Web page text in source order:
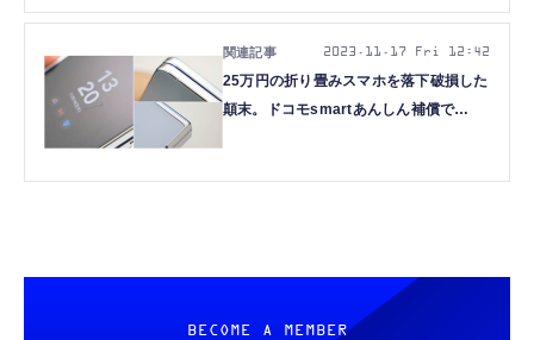
25万円の折り畳みスマホを落下破損した
顛末。ドコモsmartあんしん補償で
2023.11.17 Fri 12:42
BECOME A MEMBER